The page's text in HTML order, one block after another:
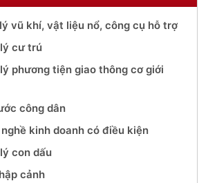
vũ khí, vật liệu nổ, công cụ hỗ trợ
cư trú
phương tiện giao thông cơ giới
công dân
kinh doanh có điều kiện
con dấu
cảnh